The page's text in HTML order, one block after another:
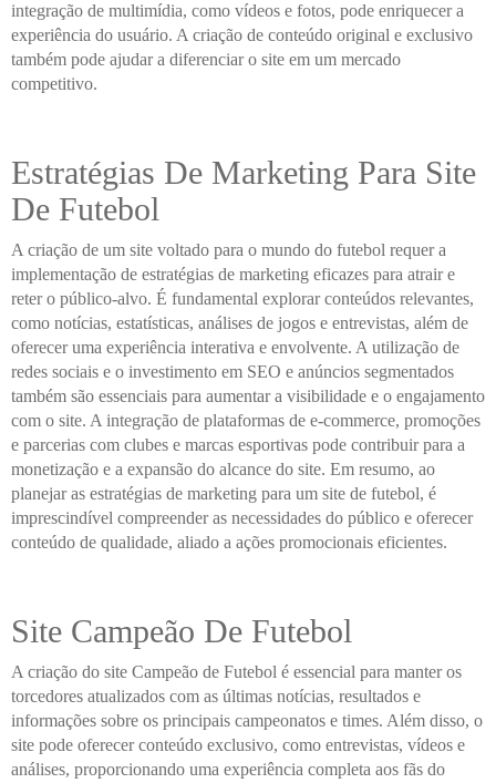
integração de multimídia, como vídeos e fotos, pode enriquecer a
experiência do usuário. A criação de conteúdo original e exclusivo
também pode ajudar a diferenciar o site em um mercado
competitivo.
Estratégias De Marketing Para Site
De Futebol
A criação de um site voltado para o mundo do futebol requer a
implementação de estratégias de marketing eficazes para atrair e
reter o público-alvo. É fundamental explorar conteúdos relevantes,
como notícias, estatísticas, análises de jogos e entrevistas, além de
oferecer uma experiência interativa e envolvente. A utilização de
redes sociais e o investimento em SEO e anúncios segmentados
também são essenciais para aumentar a visibilidade e o engajamento
com o site. A integração de plataformas de e-commerce, promoções
e parcerias com clubes e marcas esportivas pode contribuir para a
monetização e a expansão do alcance do site. Em resumo, ao
planejar as estratégias de marketing para um site de futebol, é
imprescindível compreender as necessidades do público e oferecer
conteúdo de qualidade, aliado a ações promocionais eficientes.
Site Campeão De Futebol
A criação do site Campeão de Futebol é essencial para manter os
torcedores atualizados com as últimas notícias, resultados e
informações sobre os principais campeonatos e times. Além disso, o
site pode oferecer conteúdo exclusivo, como entrevistas, vídeos e
análises, proporcionando uma experiência completa aos fãs do